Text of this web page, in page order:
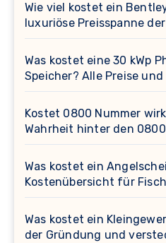
Wie viel kostet ein
luxuriöse Preisspanne
Was kostet eine 30 kWp
Speicher? Alle Preise
Kostet 0800 Nummer
Wahrheit hinter den
Was kostet ein
Kostenübersicht für
Was kostet ein
der Gründung und